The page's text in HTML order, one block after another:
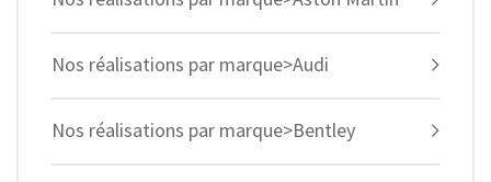
Nos réalisations par marque>Audi
Nos réalisations par marque>Bentley